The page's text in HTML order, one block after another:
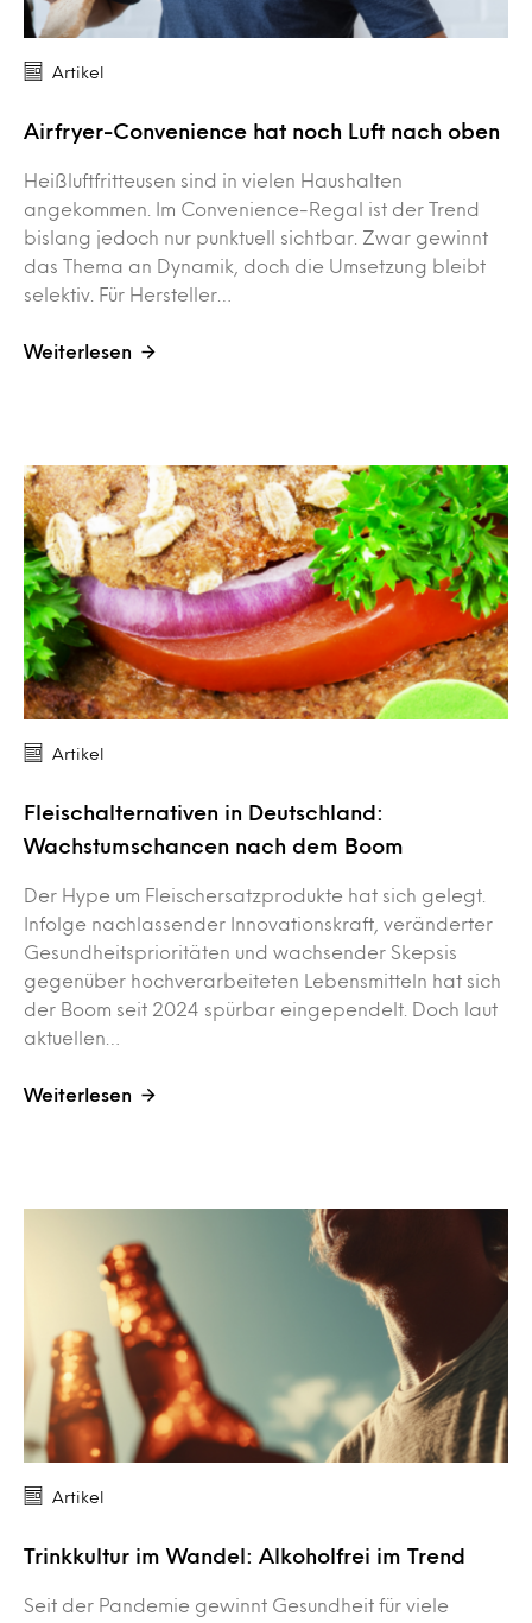
Artikel
Airfryer-Convenience hat noch Luft nach oben
Heißluftfritteusen sind in vielen Haushalten
angekommen. Im Convenience-Regal ist der Trend
bislang jedoch nur punktuell sichtbar. Zwar gewinnt
das Thema an Dynamik, doch die Umsetzung bleibt
selektiv. Für Hersteller…
Weiterlesen
Artikel
Fleischalternativen in Deutschland:
Wachstumschancen nach dem Boom
Der Hype um Fleischersatzprodukte hat sich gelegt.
Infolge nachlassender Innovationskraft, veränderter
Gesundheitsprioritäten und wachsender Skepsis
gegenüber hochverarbeiteten Lebensmitteln hat sich
der Boom seit 2024 spürbar eingependelt. Doch laut
aktuellen…
Weiterlesen
Artikel
Trinkkultur im Wandel: Alkoholfrei im Trend
Seit der Pandemie gewinnt Gesundheit für viele